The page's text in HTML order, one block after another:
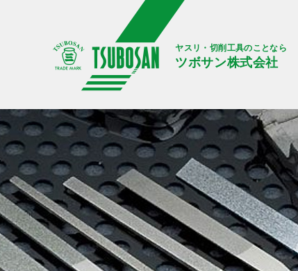
ヤスリ・切削工具のことなら
ツボサン株式会社